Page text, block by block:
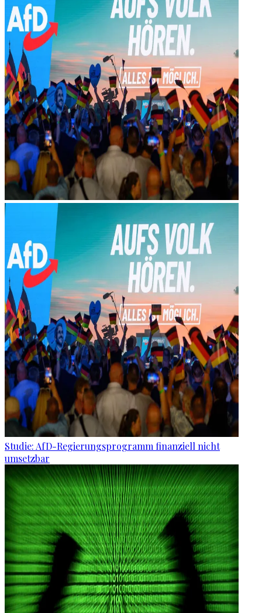
Studie: AfD-Regierungsprogramm finanziell nicht
umsetzbar